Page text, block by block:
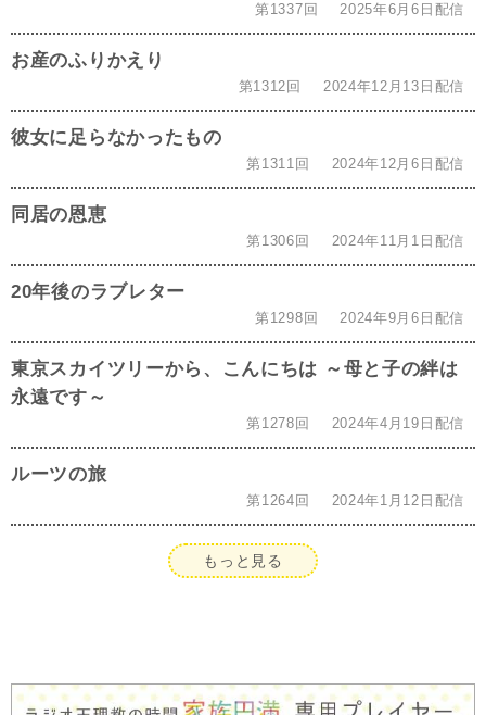
第1337回 2025年6月6日配信
お産のふりかえり
第1312回 2024年12月13日配信
彼女に足らなかったもの
第1311回 2024年12月6日配信
同居の恩恵
第1306回 2024年11月1日配信
20年後のラブレター
第1298回 2024年9月6日配信
東京スカイツリーから、こんにちは ～母と子の絆は
永遠です～
第1278回 2024年4月19日配信
ルーツの旅
第1264回 2024年1月12日配信
もっと見る